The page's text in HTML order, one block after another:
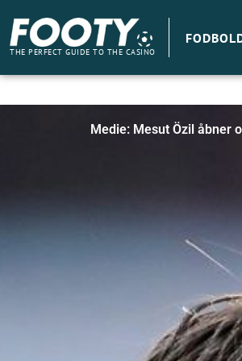
indholdet
THE PERFECT GUIDE TO THE CASINO
Medie: Mesut Özil åbner